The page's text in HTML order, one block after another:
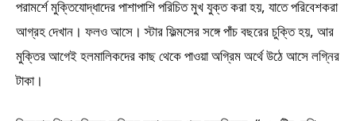
পরামর্শে মুক্তিযোদ্ধাদের পাশাপাশি পরিচিত মুখ যুক্ত করা হয়, যাতে পরিবেশকরা
আগ্রহ দেখান। ফলও আসে। স্টার ফিল্মসের সঙ্গে পাঁচ বছরের চুক্তি হয়, আর
মুক্তির আগেই হলমালিকদের কাছ থেকে পাওয়া অগ্রিম অর্থে উঠে আসে লগ্নির
টাকা।